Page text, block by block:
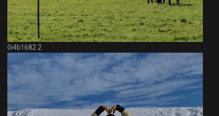
0i4b1682 2